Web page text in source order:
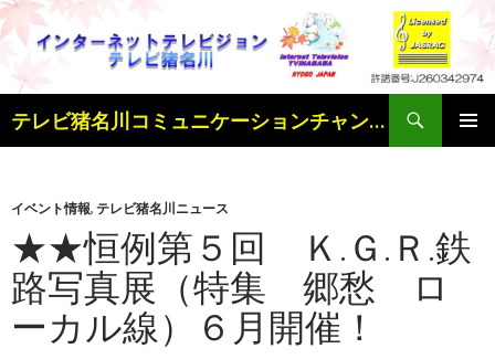
テレビ猪名川コミュニケーションチャンネル
索
ン
へ
ス
キ
ッ
イベント情報, テレビ猪名川ニュース
★★恒例第５回 Ｋ.Ｇ.Ｒ.鉄
路写真展（特集 郷愁 ロ
ーカル線）６月開催！